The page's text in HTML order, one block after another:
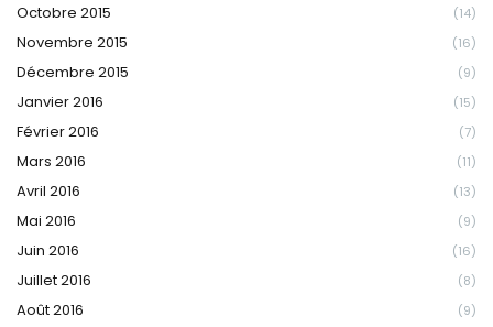
Octobre 2015 (14)
Novembre 2015 (16)
Décembre 2015 (9)
Janvier 2016 (15)
Février 2016 (7)
Mars 2016 (11)
Avril 2016 (13)
Mai 2016 (9)
Juin 2016 (16)
Juillet 2016 (8)
Août 2016 (9)